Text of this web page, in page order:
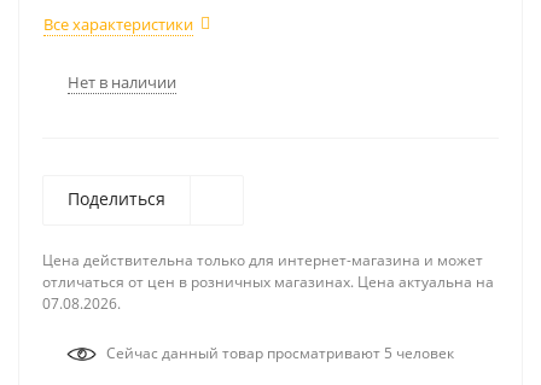
Все характеристики
Нет в наличии
Поделиться
Цена действительна только для интернет-магазина и может
отличаться от цен в розничных магазинах. Цена актуальна на
07.08.2026.
Сейчас данный товар просматривают 5 человек